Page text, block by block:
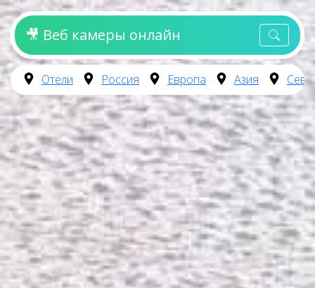
🎥 Веб камеры онлайн
Отели Россия Европа Азия